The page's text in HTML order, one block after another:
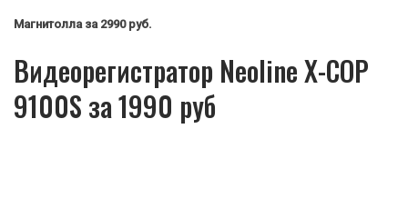
Магнитолла за 2990 руб.
Видеорегистратор Neoline X-COP
9100S за 1990 руб